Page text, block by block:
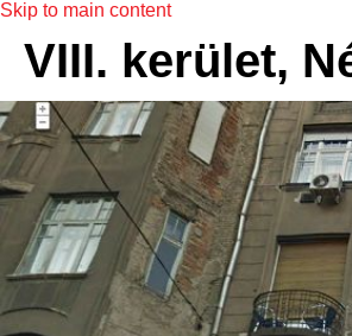
Skip to main content
VIII. kerület,